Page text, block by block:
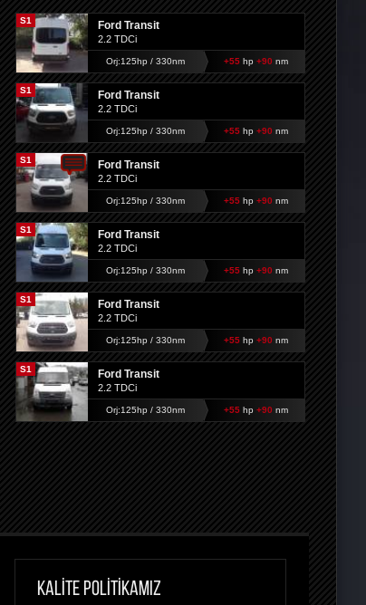
S1 Ford Transit
2.2 TDCi
Orj:125hp / 330nm +55hp +90 nm
S1 Ford Transit
2.2 TDCi
Orj:125hp / 330nm +55hp +90 nm
S1 Ford Transit
2.2 TDCi
Orj:125hp / 330nm +55hp +90 nm
S1 Ford Transit
2.2 TDCi
Orj:125hp / 330nm +55hp +90 nm
S1 Ford Transit
2.2 TDCi
Orj:125hp / 330nm +55hp +90 nm
S1 Ford Transit
2.2 TDCi
Orj:125hp / 330nm +55hp +90 nm
KALİTE POLİTİKAMIZ